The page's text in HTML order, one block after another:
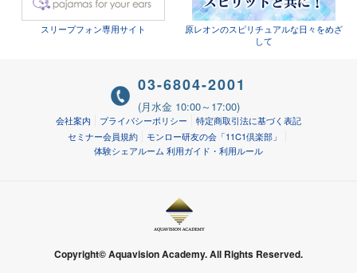
スリープフォン専用サイト
原レオンのスピリチュアルな日々をめざ
して
会社案内 プライバシーポリシー
特定商取引法に基づく表記
セミナー会員規約
モンロー研友の会「11C1倶楽部」
体験シェアルーム 利用ガイド・利用ルール
03-6804-2001
(月水金 10:00～17:00)
Copyright© Aquavision Academy. All Rights Reserved.